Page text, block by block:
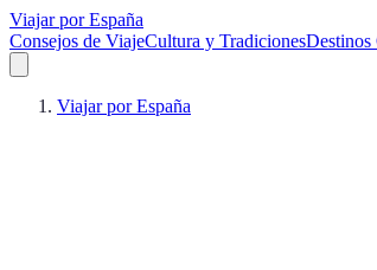
Viajar por España
Consejos de ViajeCultura y TradicionesDestinos
Viajar por España